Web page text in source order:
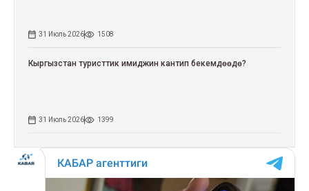
31 Июль 2026 1508
Кыргызстан туристтик имиджин кантип бекемдөөдө?
31 Июль 2026 1399